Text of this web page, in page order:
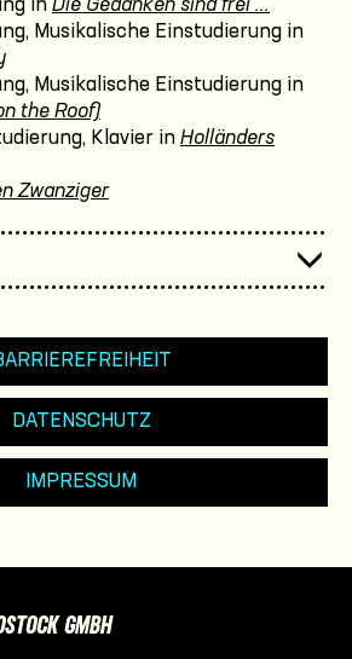
in Die Gedanken sind frei ...
Musikalische Einstudierung in
Musikalische Einstudierung in
the Roof)
Klavier in Holländers
Zwanziger
DATENSCHUTZ
IMPRESSUM
GMBH